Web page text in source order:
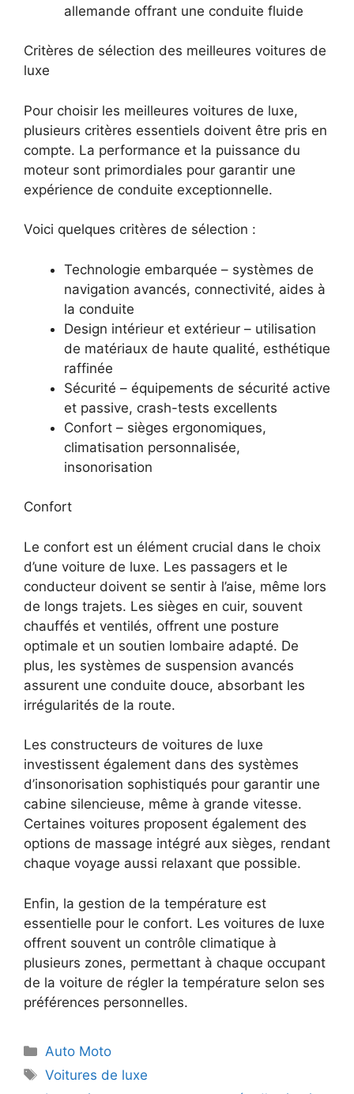
allemande offrant une conduite fluide
Critères de sélection des meilleures voitures de
luxe
Pour choisir les meilleures voitures de luxe,
plusieurs critères essentiels doivent être pris en
compte. La performance et la puissance du
moteur sont primordiales pour garantir une
expérience de conduite exceptionnelle.
Voici quelques critères de sélection :
Technologie embarquée – systèmes de
navigation avancés, connectivité, aides à
la conduite
Design intérieur et extérieur – utilisation
de matériaux de haute qualité, esthétique
raffinée
Sécurité – équipements de sécurité active
et passive, crash-tests excellents
Confort – sièges ergonomiques,
climatisation personnalisée,
insonorisation
Confort
Le confort est un élément crucial dans le choix
d’une voiture de luxe. Les passagers et le
conducteur doivent se sentir à l’aise, même lors
de longs trajets. Les sièges en cuir, souvent
chauffés et ventilés, offrent une posture
optimale et un soutien lombaire adapté. De
plus, les systèmes de suspension avancés
assurent une conduite douce, absorbant les
irrégularités de la route.
Les constructeurs de voitures de luxe
investissent également dans des systèmes
d’insonorisation sophistiqués pour garantir une
cabine silencieuse, même à grande vitesse.
Certaines voitures proposent également des
options de massage intégré aux sièges, rendant
chaque voyage aussi relaxant que possible.
Enfin, la gestion de la température est
essentielle pour le confort. Les voitures de luxe
offrent souvent un contrôle climatique à
plusieurs zones, permettant à chaque occupant
de la voiture de régler la température selon ses
préférences personnelles.
Catégories
Auto Moto
Étiquettes
Voitures de luxe